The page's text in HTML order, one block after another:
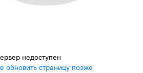
недоступен
обновить страницу позже